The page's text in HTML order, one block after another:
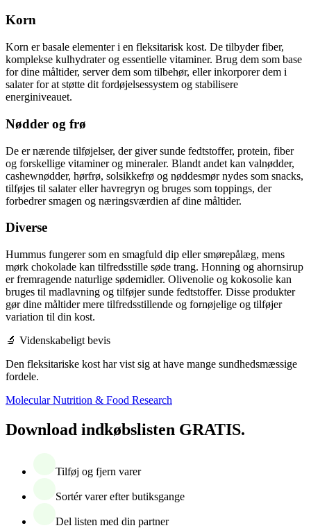
Korn
Korn er basale elementer i en fleksitarisk kost. De tilbyder fiber,
komplekse kulhydrater og essentielle vitaminer. Brug dem som base
for dine måltider, server dem som tilbehør, eller inkorporer dem i
salater for at støtte dit fordøjelsessystem og stabilisere
energiniveauet.
Nødder og frø
De er nærende tilføjelser, der giver sunde fedtstoffer, protein, fiber
og forskellige vitaminer og mineraler. Blandt andet kan valnødder,
cashewnødder, hørfrø, solsikkefrø og nøddesmør nydes som snacks,
tilføjes til salater eller havregryn og bruges som toppings, der
forbedrer smagen og næringsværdien af dine måltider.
Diverse
Hummus fungerer som en smagfuld dip eller smørepålæg, mens
mørk chokolade kan tilfredsstille søde trang. Honning og ahornsirup
er fremragende naturlige sødemidler. Olivenolie og kokosolie kan
bruges til madlavning og tilføjer sunde fedtstoffer. Disse produkter
gør dine måltider mere tilfredsstillende og fornøjelige og tilføjer
variation til din kost.
🔬 Videnskabeligt bevis
Den fleksitariske kost har vist sig at have mange sundhedsmæssige
fordele.
Molecular Nutrition & Food Research
Download indkøbslisten GRATIS.
Tilføj og fjern varer
Sortér varer efter butiksgange
Del listen med din partner